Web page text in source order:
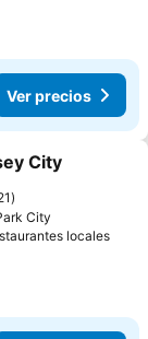
Ver precios
City
City
localesVer